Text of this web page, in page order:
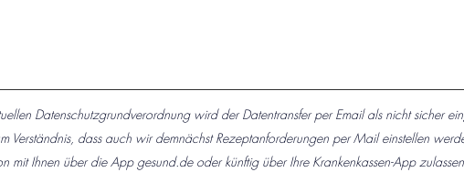
Datenschutzgrundverordnung wird der Datentransfer per Email als nicht sicher
Verständnis, dass auch wir demnächst Rezeptanforderungen per Mail einstellen
mit Ihnen über die App gesund.de oder künftig über Ihre Krankenkassen-App